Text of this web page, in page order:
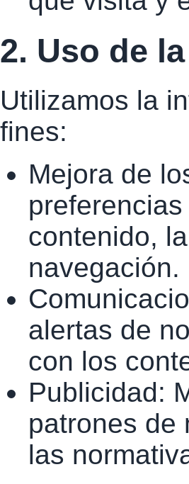
2. Uso de
Utilizamos la
fines:
Mejora de
contenido,
navegación.
alertas de
con los
Publicidad:
patrones de
las